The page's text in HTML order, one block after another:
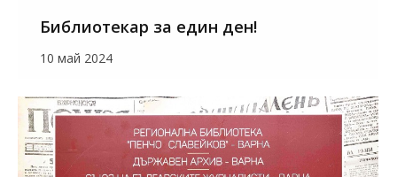
Библиотекар за един ден!
10 май 2024